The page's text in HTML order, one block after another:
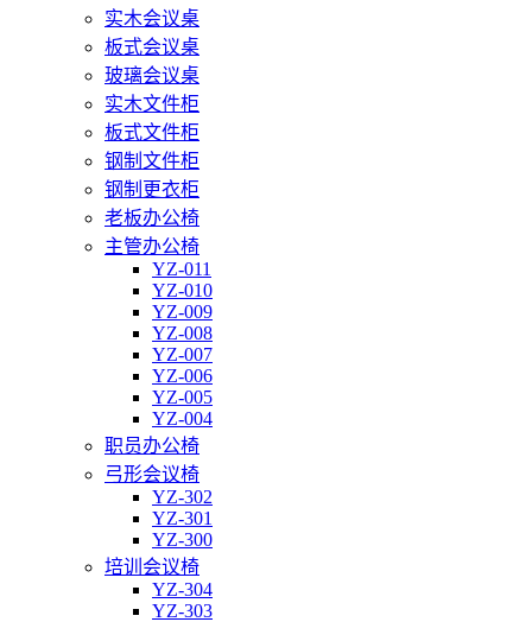
实木会议桌
板式会议桌
玻璃会议桌
实木文件柜
板式文件柜
钢制文件柜
钢制更衣柜
老板办公椅
主管办公椅
YZ-011
YZ-010
YZ-009
YZ-008
YZ-007
YZ-006
YZ-005
YZ-004
职员办公椅
弓形会议椅
YZ-302
YZ-301
YZ-300
培训会议椅
YZ-304
YZ-303